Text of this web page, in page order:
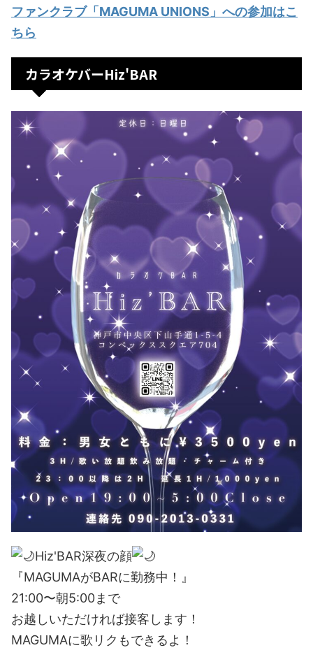
ファンクラブ「MAGUMA UNIONS」への参加はこ
ちら
カラオケバーHiz'BAR
Hiz'BAR深夜の顔
『MAGUMAがBARに勤務中！』
21:00〜朝5:00まで
お越しいただければ接客します！
MAGUMAに歌リクもできるよ！